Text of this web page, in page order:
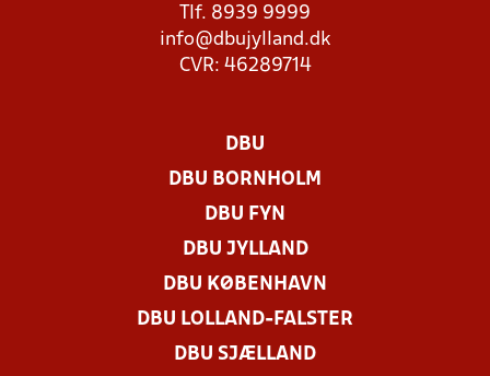
Tlf. 8939 9999
info@dbujylland.dk
CVR: 46289714
DBU
DBU BORNHOLM
DBU FYN
DBU JYLLAND
DBU KØBENHAVN
DBU LOLLAND-FALSTER
DBU SJÆLLAND